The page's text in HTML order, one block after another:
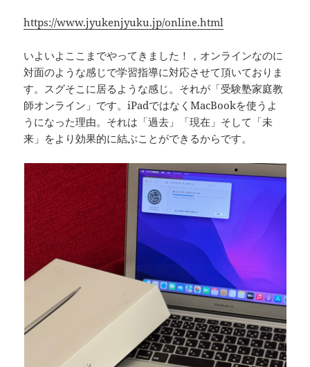
https://www.jyukenjyuku.jp/online.html
いよいよここまでやってきました！，オンラインなのに
対面のような感じで学習指導に対応させて頂いておりま
す。スグそこに居るような感じ。それが「受験塾家庭教
師オンライン」です。iPadではなくMacBookを使うよ
うになった理由。それは「過去」「現在」そして「未
来」をより効果的に結ぶことができるからです。